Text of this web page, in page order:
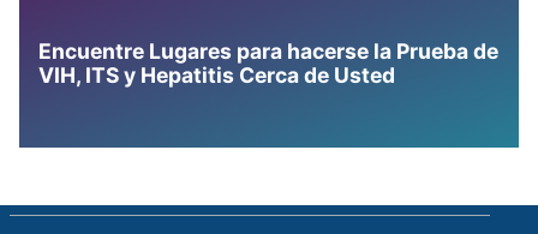
Encuentre Lugares para hacerse la Prueba de
VIH, ITS y Hepatitis Cerca de Usted